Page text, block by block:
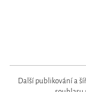
Další publikování a